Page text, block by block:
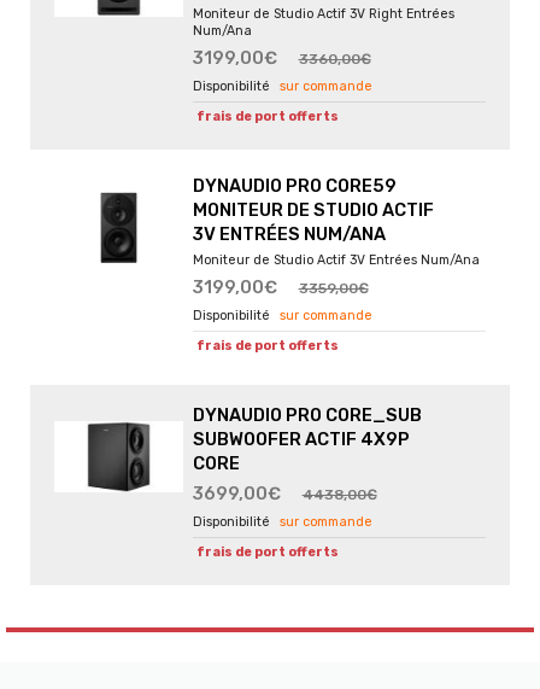
Moniteur de Studio Actif 3V Right Entrées
Num/Ana
3199,00€ 3360,00€
sur commande
frais de port offerts
DYNAUDIO PRO CORE59
MONITEUR DE STUDIO ACTIF
3V ENTRÉES NUM/ANA
Moniteur de Studio Actif 3V Entrées Num/Ana
3199,00€ 3359,00€
sur commande
frais de port offerts
DYNAUDIO PRO CORE_SUB
SUBWOOFER ACTIF 4X9P
CORE
3699,00€
4438,00€
sur commande
frais de port offerts